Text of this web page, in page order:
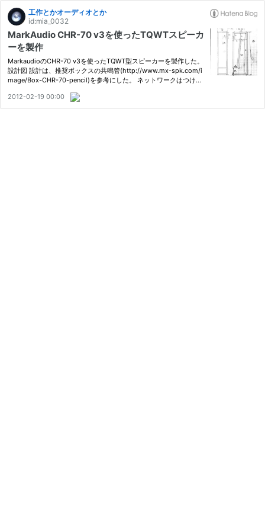
工作とかオーディオとか
id:mia_0032
MarkAudio CHR-70 v3を使ったTQWTスピーカ
ーを製作
MarkaudioのCHR-70 v3を使ったTQWT型スピーカーを製作した。
設計図 設計は、推奨ボックスの共鳴管(http://www.mx-spk.com/i
mage/Box-CHR-70-pencil)を参考にした。 ネットワークはつけて
を取り外せるように、前面の板を分割している。 写真 まだ外側の
装飾…
2012-02-19 00:00